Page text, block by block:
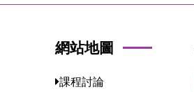
網站地圖
課程討論